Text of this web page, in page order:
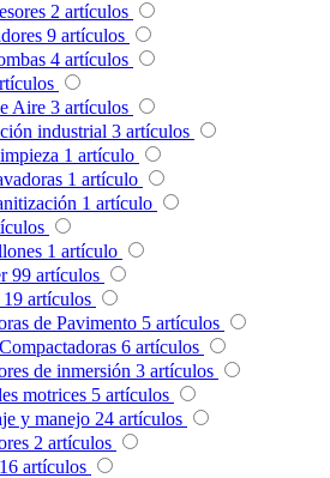
2 artículos
9 artículos
4 artículos
Aire 3 artículos
industrial 3 artículos
1 artículo
1 artículo
1 artículo
1 artículo
99 artículos
19 artículos
de Pavimento 5 artículos
6 artículos
de inmersión 3 artículos
motrices 5 artículos
y manejo 24 artículos
2 artículos
16 artículos